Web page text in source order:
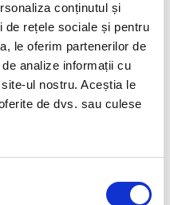
conținutul și
de rețele sociale și pentru
le oferim partenerilor de
analize informații cu
ul nostru. Aceștia le
de dvs. sau culese